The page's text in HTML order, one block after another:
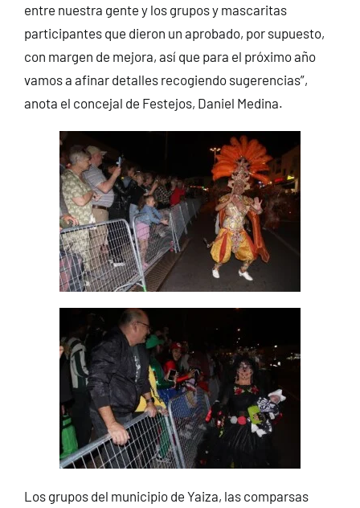
entre nuestra gente y los grupos y mascaritas
participantes que dieron un aprobado, por supuesto,
con margen de mejora, así que para el próximo año
vamos a afinar detalles recogiendo sugerencias”,
anota el concejal de Festejos, Daniel Medina.
Los grupos del municipio de Yaiza, las comparsas